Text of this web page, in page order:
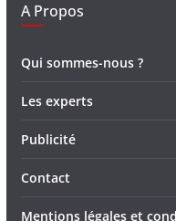
A Propos
Qui sommes-nous ?
Les experts
Publicité
Contact
Mentions légales et